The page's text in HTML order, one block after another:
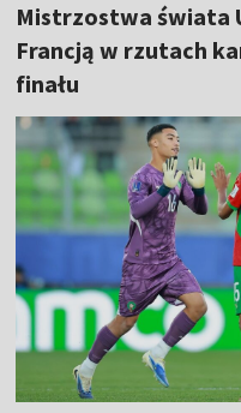
Mistrzostwa świata
Francją w rzutach
finału